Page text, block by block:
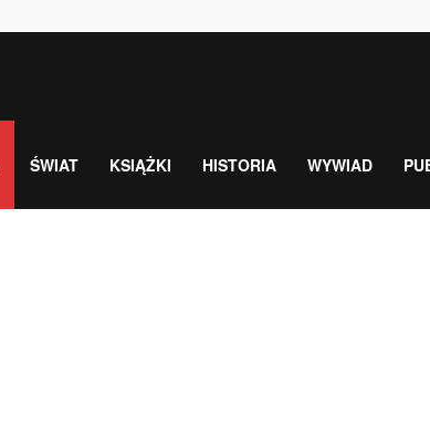
ŚWIAT KSIĄŻKI HISTORIA WYWIAD